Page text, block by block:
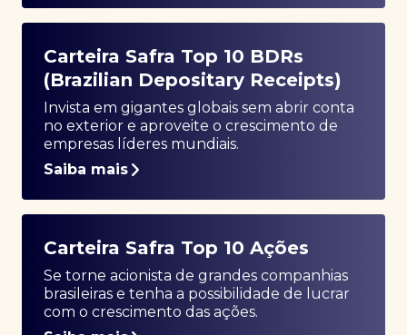
Carteira Safra Top 10 BDRs
(Brazilian Depositary Receipts)
Invista em gigantes globais sem abrir conta
no exterior e aproveite o crescimento de
empresas líderes mundiais.
Saiba mais
Carteira Safra Top 10 Ações
Se torne acionista de grandes companhias
brasileiras e tenha a possibilidade de lucrar
com o crescimento das ações.